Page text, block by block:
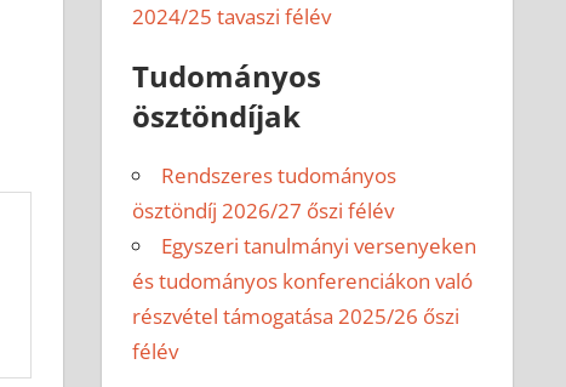
2024/25 tavaszi félév
Tudományos
ösztöndíjak
Rendszeres tudományos
ösztöndíj 2026/27 őszi félév
Egyszeri tanulmányi versenyeken
és tudományos konferenciákon való
részvétel támogatása 2025/26 őszi
félév